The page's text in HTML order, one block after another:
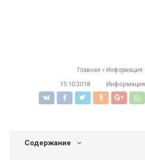
Главная » Информация
15.10.2018 Информация
Содержание